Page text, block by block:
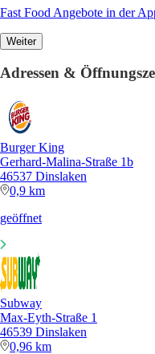
Fast Food Angebote in der
Weiter
Adressen &
Burger King
Gerhard-Malina-Straße 1b
46537 Dinslaken
0,9 km
geöffnet
Subway
Max-Eyth-Straße 1
46539 Dinslaken
0,96 km